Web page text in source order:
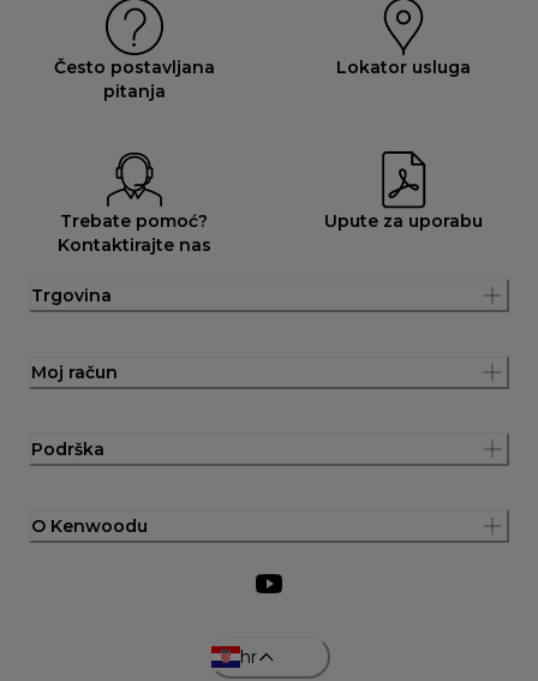
Često postavljana
pitanja
Lokator usluga
Trebate pomoć?
Kontaktirajte nas
Upute za uporabu
Trgovina
Moj račun
Podrška
O Kenwoodu
hr